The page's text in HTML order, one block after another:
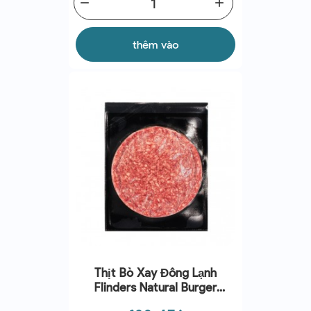
thêm vào
Thịt Bò Xay Đông Lạnh
Flinders Natural Burger